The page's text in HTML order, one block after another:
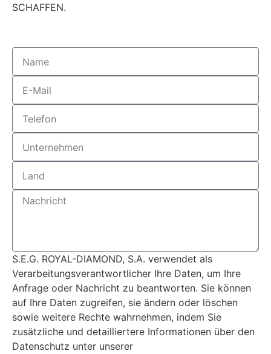
SCHAFFEN.
S.E.G. ROYAL-DIAMOND, S.A. verwendet als
Verarbeitungsverantwortlicher Ihre Daten, um Ihre
Anfrage oder Nachricht zu beantworten. Sie können
auf Ihre Daten zugreifen, sie ändern oder löschen
sowie weitere Rechte wahrnehmen, indem Sie
zusätzliche und detailliertere Informationen über den
Datenschutz unter unserer